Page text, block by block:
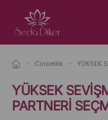
Cinsellik YÜKSEK
YÜKSEK
PARTNERİ